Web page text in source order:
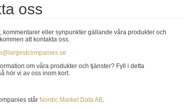
oss
kommentarer eller synpunkter gällande våra produkter och
att kontakta oss.
om våra produkter och tjänster? Fyll i detta
hör vi av oss inom kort.
står Nordic Market Data AB.